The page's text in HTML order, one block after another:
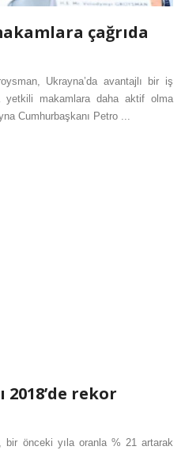
çağrıda
Ukrayna’da avantajlı bir iş
yetkili makamlara daha aktif olma
Cumhurbaşkanı Petro ...
rekor
bir önceki yıla oranla % 21 artarak